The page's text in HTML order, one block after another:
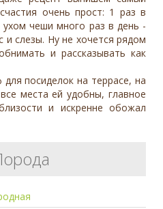
очень прост: 1 раз в
чеши много раз в день -
и слезы. Ну не хочется рядом
и рассказывать как
посиделок на террасе, на
места ей удобны, главное
и искренне обожал